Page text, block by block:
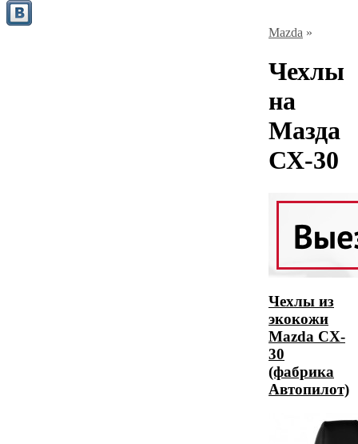
Mazda »
Чехлы
на
Мазда
СХ-30
Чехлы из
экокожи
Mazda CX-
30
(фабрика
Автопилот)